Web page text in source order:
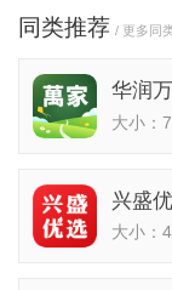
同类推荐 / 更多同
华润
大小：
兴盛
大小：